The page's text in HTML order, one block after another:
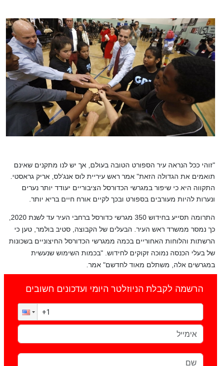
"זוהי ככל הנראה עיר הספורט הטובה בעולם, אך יש לנו מתקנים שאינם
תואמים את הגדולה הזאת" אמר ראש עיריית לוס אנג'לס, אריק גראסטי.
התקווה היא כי שיפור במגרשי הכדורסל הציבוריים יעודד יותר נערים
ונערות להיות מעורבים בספורט ובכך לקיים אורח חיים בריא יותר.
כך נמסר ממשרד ראש העיר. הבעלים של הקבוצה, סטיב בולמר, טען כי
הרשתות והלוחות האחוריים בכמה ממגרשי הכדורסל החיצוניים בשכונות
של בעלי הכנסה נמוכה זקוקים לחידוש. "בכמות השימוש שנעשית
במגרשים אלה, משתלם מאוד לחדשם" אמר.
הרשמה לקבלת הניוזלטר היומי ועדכונים חשובים